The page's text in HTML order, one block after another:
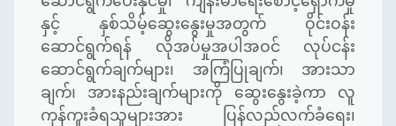
နှင့် နှစ်သိမ့်ဆွေးနွေးမှုအတွက် ဝိုင်းဝန်း
ဆောင်ရွက်ရန် လိုအပ်မှုအပါအဝင် လုပ်ငန်း
ဆောင်ရွက်ချက်များ၊ အကြံပြုချက်၊ အားသာ
ချက်၊ အားနည်းချက်များကို ဆွေးနွေးခဲ့ကာ လူ
ကုန်ကူးခံရသူများအား ပြန်လည်လက်ခံရေး၊